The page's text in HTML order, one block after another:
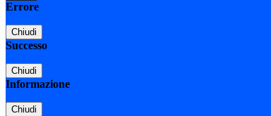
Errore
Chiudi
Successo
Chiudi
Informazione
Chiudi